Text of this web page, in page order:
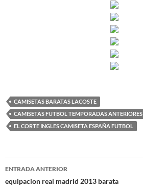
CAMISETAS BARATAS LACOSTE
CAMISETAS FUTBOL TEMPORADAS ANTERIORES
EL CORTE INGLES CAMISETA ESPAÑA FUTBOL
Navegación
de
ENTRADA ANTERIOR
equipacion real madrid 2013 barata